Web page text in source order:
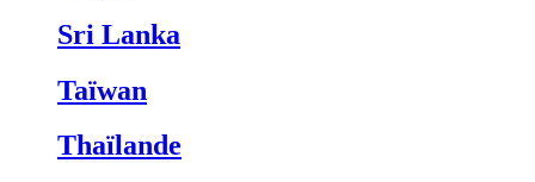
Sri Lanka
Taïwan
Thaïlande